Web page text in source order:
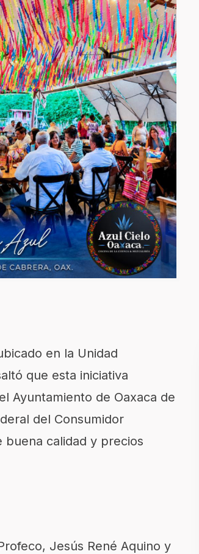
en la Unidad
que esta iniciativa
Ayuntamiento de Oaxaca de
del Consumidor
calidad y precios
Jesús René Aquino y